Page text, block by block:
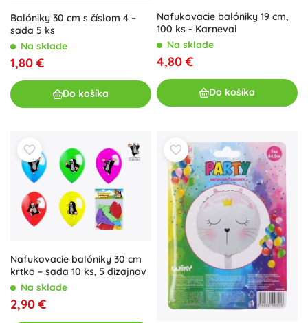
Balóniky 30 cm s číslom 4 –
sada 5 ks
Na sklade
1,80 €
Do košíka
Nafukovacie balóniky 19 cm,
100 ks - Karneval
Na sklade
4,80 €
Do košíka
Nafukovacie balóniky 30 cm
krtko – sada 10 ks, 5 dizajnov
Na sklade
2,90 €